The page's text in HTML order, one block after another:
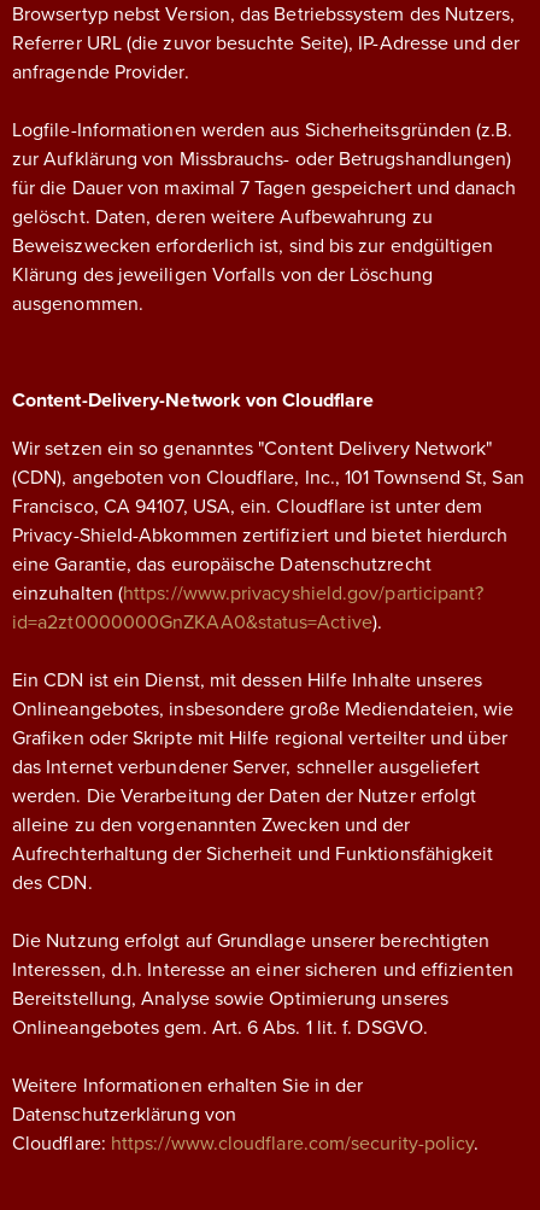
Browsertyp nebst Version, das Betriebssystem des Nutzers,
Referrer URL (die zuvor besuchte Seite), IP-Adresse und der
anfragende Provider.
Logfile-Informationen werden aus Sicherheitsgründen (z.B.
zur Aufklärung von Missbrauchs- oder Betrugshandlungen)
für die Dauer von maximal 7 Tagen gespeichert und danach
gelöscht. Daten, deren weitere Aufbewahrung zu
Beweiszwecken erforderlich ist, sind bis zur endgültigen
Klärung des jeweiligen Vorfalls von der Löschung
ausgenommen.
Content-Delivery-Network von Cloudflare
Wir setzen ein so genanntes "Content Delivery Network"
(CDN), angeboten von Cloudflare, Inc., 101 Townsend St, San
Francisco, CA 94107, USA, ein. Cloudflare ist unter dem
Privacy-Shield-Abkommen zertifiziert und bietet hierdurch
eine Garantie, das europäische Datenschutzrecht
einzuhalten (https://www.privacyshield.gov/participant?
id=a2zt0000000GnZKAA0&status=Active).
Ein CDN ist ein Dienst, mit dessen Hilfe Inhalte unseres
Onlineangebotes, insbesondere große Mediendateien, wie
Grafiken oder Skripte mit Hilfe regional verteilter und über
das Internet verbundener Server, schneller ausgeliefert
werden. Die Verarbeitung der Daten der Nutzer erfolgt
alleine zu den vorgenannten Zwecken und der
Aufrechterhaltung der Sicherheit und Funktionsfähigkeit
des CDN.
Die Nutzung erfolgt auf Grundlage unserer berechtigten
Interessen, d.h. Interesse an einer sicheren und effizienten
Bereitstellung, Analyse sowie Optimierung unseres
Onlineangebotes gem. Art. 6 Abs. 1 lit. f. DSGVO.
Weitere Informationen erhalten Sie in der
Datenschutzerklärung von
Cloudflare: https://www.cloudflare.com/security-policy.